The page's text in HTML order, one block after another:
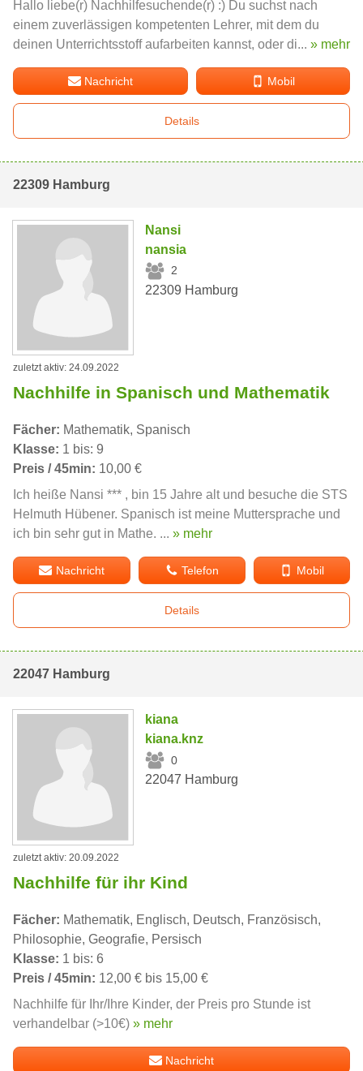
Hallo liebe(r) Nachhilfesuchende(r) :) Du suchst nach
einem zuverlässigen kompetenten Lehrer, mit dem du
deinen Unterrichtsstoff aufarbeiten kannst, oder di... » mehr
Nachricht Mobil
Details
22309 Hamburg
Nansi
nansia
2
22309 Hamburg
zuletzt aktiv: 24.09.2022
Nachhilfe in Spanisch und Mathematik
Fächer: Mathematik, Spanisch
Klasse: 1 bis: 9
Preis / 45min: 10,00 €
Ich heiße Nansi *** , bin 15 Jahre alt und besuche die STS
Helmuth Hübener. Spanisch ist meine Muttersprache und
ich bin sehr gut in Mathe. ... » mehr
Nachricht Telefon Mobil
Details
22047 Hamburg
kiana
kiana.knz
0
22047 Hamburg
zuletzt aktiv: 20.09.2022
Nachhilfe für ihr Kind
Fächer: Mathematik, Englisch, Deutsch, Französisch,
Philosophie, Geografie, Persisch
Klasse: 1 bis: 6
Preis / 45min: 12,00 € bis 15,00 €
Nachhilfe für Ihr/Ihre Kinder, der Preis pro Stunde ist
verhandelbar (>10€) » mehr
Nachricht